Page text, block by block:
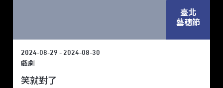
臺北
藝穗節
2024-08-29 - 2024-08-30
戲劇
笑就對了